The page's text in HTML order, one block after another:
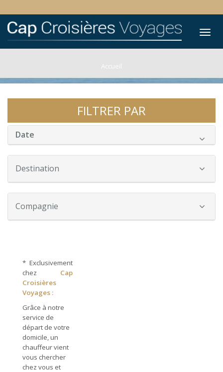
Accueil
FILTRER PAR
Date
Destination
Compagnie
* Exclusivement
chez Cap
Croisières
Voyages :
Grâce à notre
service de
départ de votre
domicile, un
chauffeur vient
vous chercher
chez vous et